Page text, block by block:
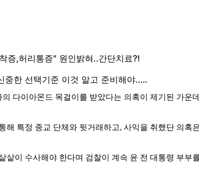
다이아몬드 목걸이를 받았다는 의혹이 제기된 가운
특정 종교 단체와 뒷거래하고, 사익을 취했단 의혹
이 수사해야 한다며 검찰이 계속 윤 전 대통령 부부